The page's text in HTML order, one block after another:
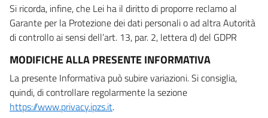
Si ricorda, infine, che Lei ha il diritto di proporre reclamo al
Garante per la Protezione dei dati personali o ad altra Autorità
di controllo ai sensi dell’art. 13, par. 2, lettera d) del GDPR
MODIFICHE ALLA PRESENTE INFORMATIVA
La presente Informativa può subire variazioni. Si consiglia,
quindi, di controllare regolarmente la sezione
https://www.privacy.ipzs.it.